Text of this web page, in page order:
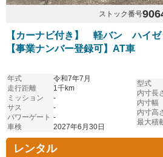
ストック番号
【カーナビ付き】 軽バン ハイゼ
【事業ナンバー登録可】AT車
年式
令和7年7月
走行距離
1千km
ミッション
-
サス
-
パワーゲート -
車検
2027年6月30日
型式
内寸長
内寸幅
内寸高
最大積
レンタル